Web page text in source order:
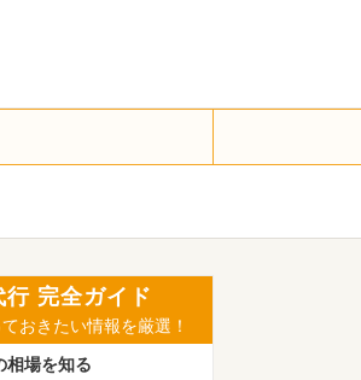
行 完全ガイド
おきたい情報を厳選！
相場を知る